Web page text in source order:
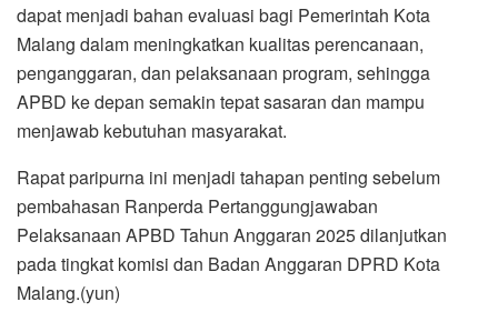
dapat menjadi bahan evaluasi bagi Pemerintah Kota
Malang dalam meningkatkan kualitas perencanaan,
penganggaran, dan pelaksanaan program, sehingga
APBD ke depan semakin tepat sasaran dan mampu
menjawab kebutuhan masyarakat.
Rapat paripurna ini menjadi tahapan penting sebelum
pembahasan Ranperda Pertanggungjawaban
Pelaksanaan APBD Tahun Anggaran 2025 dilanjutkan
pada tingkat komisi dan Badan Anggaran DPRD Kota
Malang.(yun)